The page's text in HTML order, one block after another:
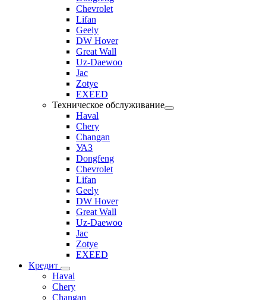
Chevrolet
Lifan
Geely
DW Hover
Great Wall
Uz-Daewoo
Jac
Zotye
EXEED
Техническое обслуживание
Haval
Chery
Changan
УАЗ
Dongfeng
Chevrolet
Lifan
Geely
DW Hover
Great Wall
Uz-Daewoo
Jac
Zotye
EXEED
Кредит
Haval
Chery
Changan